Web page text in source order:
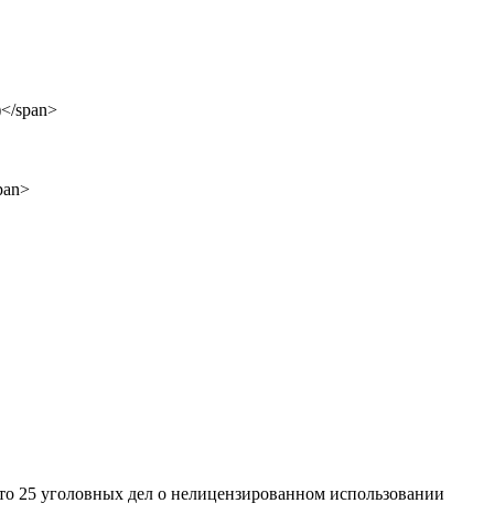
25 уголовных дел о нелицензированном использовании